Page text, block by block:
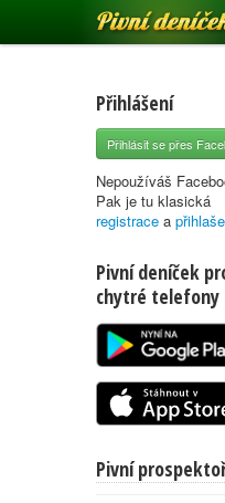
Pivní deníček
Přihlášení
Přihlásit se přes
Nepoužíváš
Pak je tu klasická
registrace a
Pivní deníček
chytré telefony
Pivní